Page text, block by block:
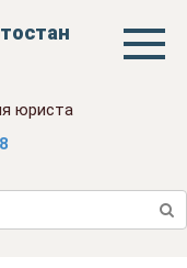
юриста